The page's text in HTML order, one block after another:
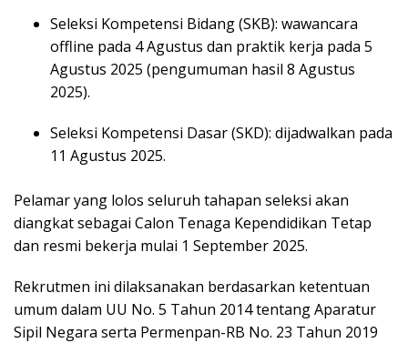
Seleksi Kompetensi Bidang (SKB): wawancara
offline pada 4 Agustus dan praktik kerja pada 5
Agustus 2025 (pengumuman hasil 8 Agustus
2025).
Seleksi Kompetensi Dasar (SKD): dijadwalkan pada
11 Agustus 2025.
Pelamar yang lolos seluruh tahapan seleksi akan
diangkat sebagai Calon Tenaga Kependidikan Tetap
dan resmi bekerja mulai 1 September 2025.
Rekrutmen ini dilaksanakan berdasarkan ketentuan
umum dalam UU No. 5 Tahun 2014 tentang Aparatur
Sipil Negara serta Permenpan-RB No. 23 Tahun 2019